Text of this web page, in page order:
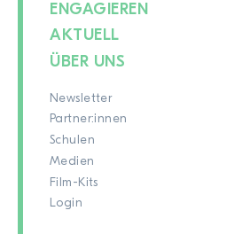
ENGAGIEREN
AKTUELL
ÜBER UNS
Newsletter
Partner:innen
Schulen
Medien
Film-Kits
Login